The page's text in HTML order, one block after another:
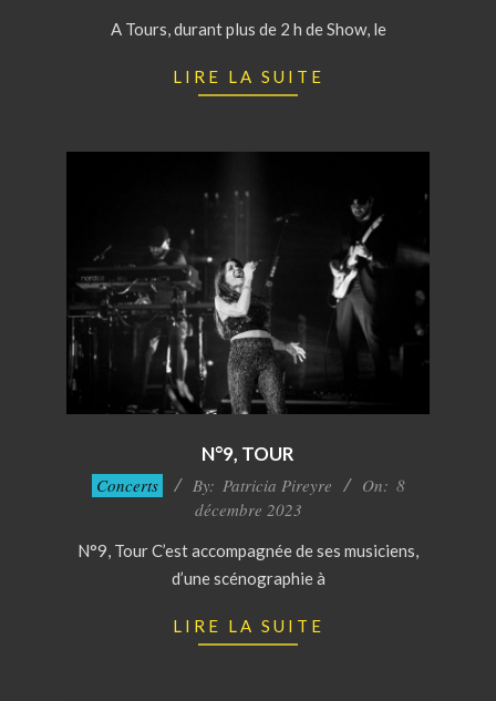
A Tours, durant plus de 2 h de Show, le
LIRE LA SUITE
N°9, TOUR
2023-Concerts By: Patricia Pireyre On: 8
décembre 2023
N°9, Tour C’est accompagnée de ses musiciens,
d’une scénographie à
LIRE LA SUITE